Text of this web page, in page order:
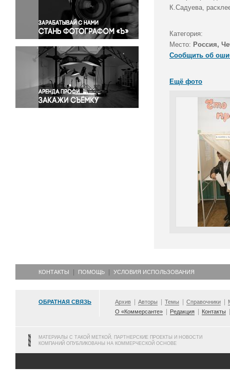
Правосудие
Происшествия и конфликты
Религия
Светская жизнь
Спорт
Экология
Экономика и бизнес
К.Садуева,
Категория:
Место: Россия,
Сообщить об
Ещё фото
КОНТАКТЫ ПОМОЩЬ УСЛОВИЯ ИСПОЛЬЗОВАНИЯ
ОБРАТНАЯ СВЯЗЬ Архив Авторы Темы Справочники
О «Коммерсанте»
Редакция Контакты
МАТЕРИАЛЫ С ТАКОЙ МЕТКОЙ, ПАРТНЕРСКИЕ ПРОЕКТЫ И НОВОСТИ
КОМПАНИЙ ОПУБЛИКОВАНЫ НА КОММЕРЧЕСКОЙ ОСНОВЕ